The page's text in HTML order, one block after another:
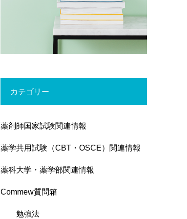
カテゴリー
薬剤師国家試験関連情報
薬学共用試験（CBT・OSCE）関連情報
薬科大学・薬学部関連情報
Commew質問箱
勉強法